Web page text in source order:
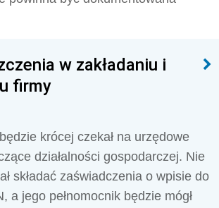
w zakładaniu i
firmy
krócej czekał na urzędowe
działalności gospodarczej. Nie
składać zaświadczenia o wpisie do
a jego pełnomocnik będzie mógł